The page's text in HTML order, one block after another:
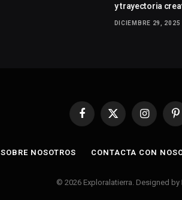
y trayectoria
DICIEMBRE 29, 2025
Facebook
X
Instagram
SOBRE NOSOTROS CONTACTA CON
© 2026 Exploralatierra. Designed by